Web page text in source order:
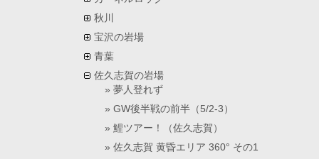
秋川
宝沢の岩場
青葉
佐久志賀の岩場
夢人登れず
GW後半戦の前半（5/2-3）
鯉ツアー！（佐久志賀）
佐久志賀 黄昏エリア 360° その1